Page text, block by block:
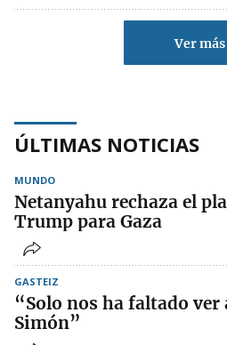
Ver más
ÚLTIMAS NOTICIAS
MUNDO
Netanyahu rechaza el
Trump para Gaza
GASTEIZ
“Solo nos ha faltado ver
Simón”